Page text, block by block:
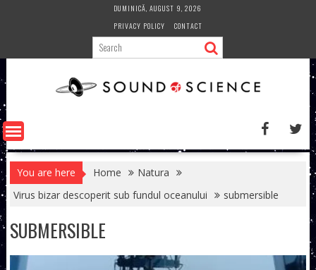
DUMINICĂ, AUGUST 9, 2026
PRIVACY POLICY
CONTACT
You are here Home
Natura
Virus bizar descoperit sub fundul oceanului
submersible
SUBMERSIBLE